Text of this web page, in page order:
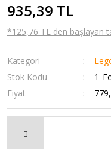
935,39 TL
*125,76 TL den başlayan
Kategori
Stok Kodu
Fiyat